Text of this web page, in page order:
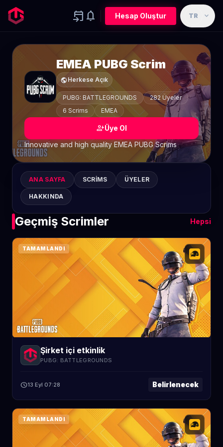
event_upcoming notifications Hesap Oluştur TR expand_more
EMEA PUBG Scrim
public Herkese Açık
PUBG: BATTLEGROUNDS
282 Üyeler
6 Scrims
EMEA
person_addÜye Ol
Innovative and high quality EMEA PUBG Scrims
ANA SAYFA SCRIMS ÜYELER
HAKKINDA
Geçmiş Scrimler Hepsi
TAMAMLANDI
Şirket içi etkinlik
PUBG: BATTLEGROUNDS
schedule13 Eyl 07:28 Belirlenecek
TAMAMLANDI